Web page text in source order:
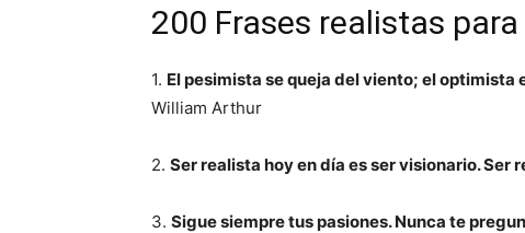
200 Frases realistas
1. El pesimista se queja del viento; el
William Arthur
2. Ser realista hoy en día es ser visionario. Ser
3. Sigue siempre tus pasiones. Nunca te